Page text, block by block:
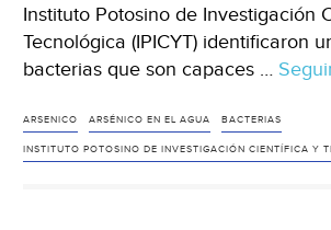
Instituto Potosino de Investigación
Tecnológica (IPICYT) identificaron
bacterias que son capaces …
ARSENICO ARSÉNICO EN EL AGUA BACTERIAS
INSTITUTO POTOSINO DE INVESTIGACIÓN CIENTÍFICA Y